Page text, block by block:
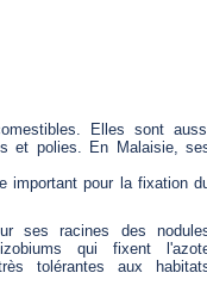
Elles sont
et polies. En Malaisie,
important pour la fixation
ses racines des
qui fixent
tolérantes aux